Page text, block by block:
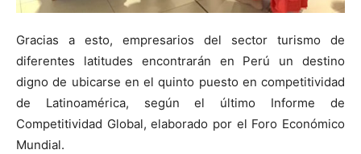
Gracias a esto, empresarios del sector turismo de
diferentes latitudes encontrarán en Perú un destino
digno de ubicarse en el quinto puesto en competitividad
de Latinoamérica, según el último Informe de
Competitividad Global, elaborado por el Foro Económico
Mundial.